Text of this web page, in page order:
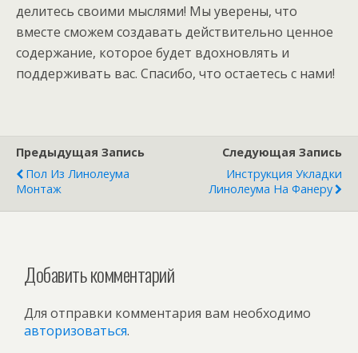
делитесь своими мыслями! Мы уверены, что
вместе сможем создавать действительно ценное
содержание, которое будет вдохновлять и
поддерживать вас. Спасибо, что остаетесь с нами!
Предыдущая Запись
Пол Из Линолеума
Монтаж
Следующая Запись
Инструкция Укладки
Линолеума На Фанеру
Добавить комментарий
Для отправки комментария вам необходимо
авторизоваться.